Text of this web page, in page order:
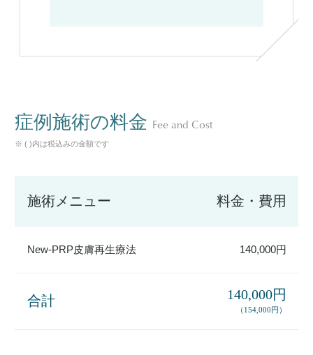
症例施術の料金 Fee and Cost
※ ( )内は税込みの金額です
施術メニュー 料金・費用
New-PRP皮膚再生療法 140,000円
合計 140,000円
（154,000円）